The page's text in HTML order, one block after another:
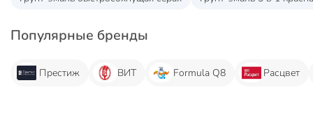
Популярные бренды
Престиж ВИТ Formula Q8 Расцвет